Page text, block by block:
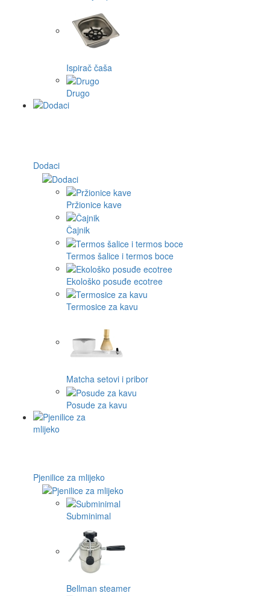
Ispirač čaša
Drugo
Dodaci
Pržionice kave
Čajnik
Termos šalice i termos boce
Ekološko posuđe ecotree
Termosice za kavu
Matcha setovi i pribor
Posude za kavu
Pjenilice za mlijeko
Subminimal
Bellman steamer